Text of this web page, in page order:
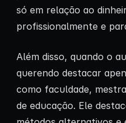
só em relação ao
profissionalmente e
Além disso, quando o
querendo destacar
como faculdade,
de educação. Ele